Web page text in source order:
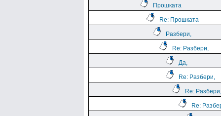
Прошката
Re: Прошката
Разбери,
Re: Разбери,
Да,
Re: Разбери,
Re: Разбери,
Re: